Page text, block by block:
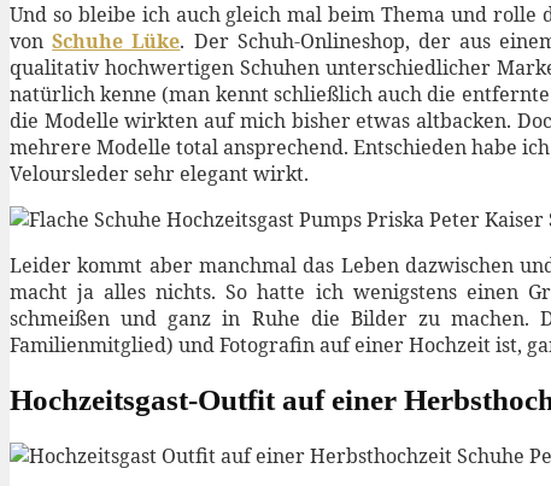
Und so bleibe ich auch gleich mal beim Thema und
vonSchuhe Lüke. Der Schuh-Onlineshop, der aus
qualitativ hochwertigen Schuhen unterschiedlicher
natürlich kenne (man kennt schließlich auch die
die Modelle wirkten auf mich bisher etwas altbacken.
mehrere Modelle total ansprechend. Entschieden habe
Veloursleder sehr elegant wirkt.
Leider kommt aber manchmal das Leben dazwischen
macht ja alles nichts. So hatte ich wenigstens einen
schmeißen und ganz in Ruhe die Bilder zu machen.
Familienmitglied) und Fotografin auf einer Hochzeit ist,
Hochzeitsgast-Outfit auf einer